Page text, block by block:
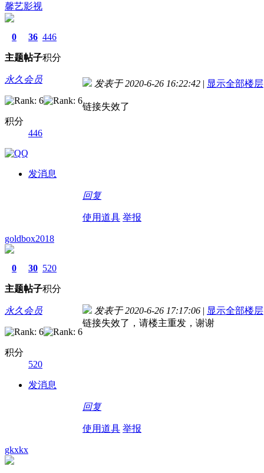
馨艺影视
0
主题
36
帖子
446
积分
永久会员
积分
446
发消息
发表于 2020-6-26 16:22:42 | 显示全部楼层
链接失效了
回复
使用道具 举报
goldbox2018
0
主题
30
帖子
520
积分
永久会员
积分
520
发消息
发表于 2020-6-26 17:17:06 | 显示全部楼层
链接失效了，请楼主重发，谢谢
回复
使用道具 举报
gkxkx